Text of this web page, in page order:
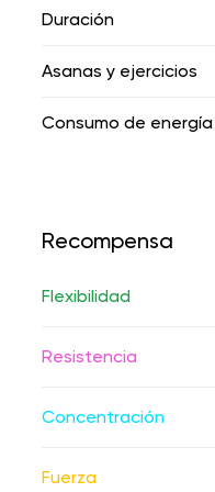
Duración
Asanas y ejercicios
Consumo de energía
Recompensa
Flexibilidad
Resistencia
Concentración
Fuerza